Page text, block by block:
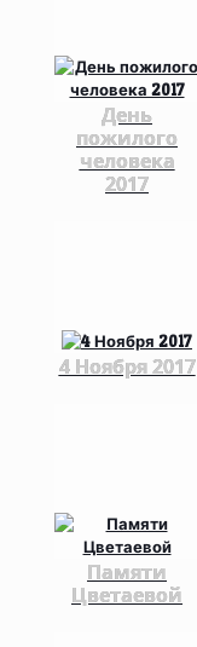
День
пожилого
человека
2017
4 Ноября 2017
Памяти
Цветаевой